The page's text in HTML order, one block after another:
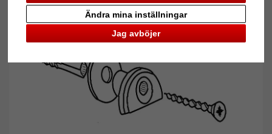
Jag avböjer
Ändra mina inställningar